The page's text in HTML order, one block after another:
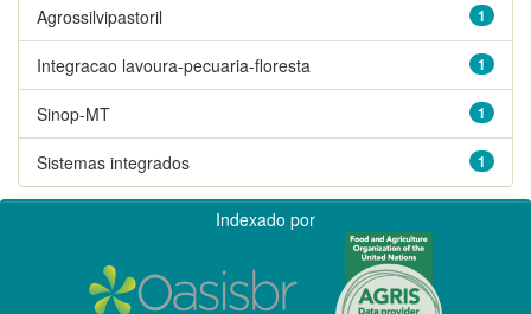
1
Agrossilvipastoril
1
Integracao lavoura-pecuaria-floresta
1
Sinop-MT
1
Sistemas integrados
Indexado por